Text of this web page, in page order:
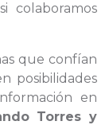
colaboramos
que confían
posibilidades
en
Torres y